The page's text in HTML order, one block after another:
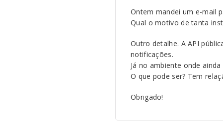
Ontem mandei um e-mail
Qual o motivo de tanta
Outro detalhe. A API
notificações.
Já no ambiente onde
O que pode ser? Tem
Obrigado!